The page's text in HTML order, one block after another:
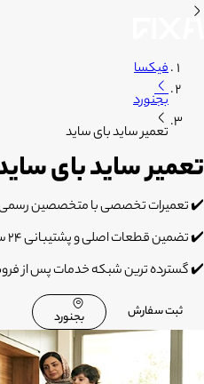
فیکسا
بجنورد
تعمیر ساید بای ساید
تعمیر ساید بای
✔️ تعمیرات تخصصی با متخصصین
✔️ تضمین قطعات اصلی و پشتیبانی 24 ساعته
✔️ گسترده ترین شبکه خدمات پس از
ثبت سفارش بجنورد